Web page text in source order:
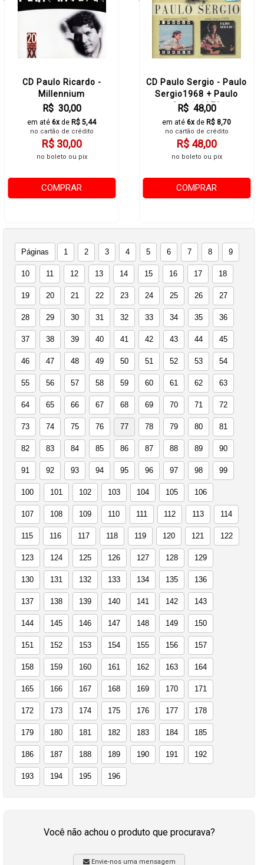
CD Paulo Ricardo -
Millennium
R$ 30,00
em até 6xde R$ 5,44
no cartão de crédito
R$ 30,00
no boleto ou pix
COMPRAR
CD Paulo Sergio - Paulo
Sergio1968 + Paulo
Sergio1972
R$ 48,00
em até 6xde R$ 8,70
no cartão de crédito
R$ 48,00
no boleto ou pix
COMPRAR
Páginas 1 2 3 4 5 6 7 8 9
10 11 12 13 14 15 16 17 18
19 20 21 22 23 24 25 26 27
28 29 30 31 32 33 34 35 36
37 38 39 40 41 42 43 44 45
46 47 48 49 50 51 52 53 54
55 56 57 58 59 60 61 62 63
64 65 66 67 68 69 70 71 72
73 74 75 76 77 78 79 80 81
82 83 84 85 86 87 88 89 90
91 92 93 94 95 96 97 98 99
100 101 102 103 104 105 106
107 108 109 110 111 112 113 114
115 116 117 118 119 120 121 122
123 124 125 126 127 128 129
130 131 132 133 134 135 136
137 138 139 140 141 142 143
144 145 146 147 148 149 150
151 152 153 154 155 156 157
158 159 160 161 162 163 164
165 166 167 168 169 170 171
172 173 174 175 176 177 178
179 180 181 182 183 184 185
186 187 188 189 190 191 192
193 194 195 196
Você não achou o produto que procurava?
Envie-nos uma mensagem